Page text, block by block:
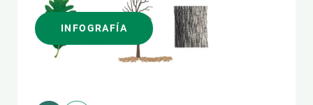
INFOGRAFÍA